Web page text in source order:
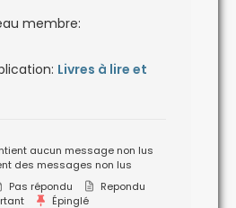
membre:
Livres à lire et
aucun message non lus
des messages non lus
Pas répondu
Repondu
Épinglé